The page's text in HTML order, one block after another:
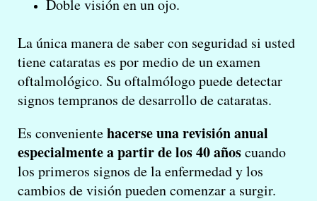
Doble visión en un ojo.
La única manera de saber con seguridad si usted
tiene cataratas es por medio de un examen
oftalmológico. Su oftalmólogo puede detectar
signos tempranos de desarrollo de cataratas.
Es convenientehacerse una revisión anual
especialmente a partir de los 40 añoscuando
los primeros signos de la enfermedad y los
cambios de visión pueden comenzar a surgir.